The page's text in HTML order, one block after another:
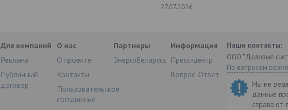
27.07.2026
Для компаний
Реклама
Публичный
договор
О нас
О проекте
Контакты
Пользовательское
соглашение
Партнеры
ЭнергоБеларусь
Информация
Пресс-центр
Вопрос-Ответ
Наши контакты:
ООО "Деловые
По вопросам
Мы не
данные
справа от